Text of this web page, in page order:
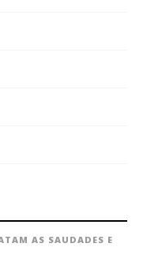
AS SAUDADES E